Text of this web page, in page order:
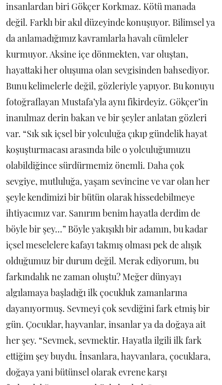
insanlardan biri Gökçer Korkmaz. Kötü manada
değil. Farklı bir akıl düzeyinde konuşuyor. Bilimsel ya
da anlamadığımız kavramlarla havalı cümleler
kurmuyor. Aksine içe dönmekten, var oluştan,
hayattaki her oluşuma olan sevgisinden bahsediyor.
Bunu kelimelerle değil, gözleriyle yapıyor. Bu konuyu
fotoğraflayan Mustafa’yla aynı fikirdeyiz. Gökçer’in
inanılmaz derin bakan ve bir şeyler anlatan gözleri
var. “Sık sık içsel bir yolculuğa çıkıp gündelik hayat
koşuşturmacası arasında bile o yolculuğumuzu
olabildiğince sürdürmemiz önemli. Daha çok
sevgiye, mutluluğa, yaşam sevincine ve var olan her
şeyle kendimizi bir bütün olarak hissedebilmeye
ihtiyacımız var. Sanırım benim hayatla derdim de
böyle bir şey...” Böyle yakışıklı bir adamın, bu kadar
içsel meselelere kafayı takmış olması pek de alışık
olduğumuz bir durum değil. Merak ediyorum, bu
farkındalık ne zaman oluştu? Meğer dünyayı
algılamaya başladığı ilk çocukluk zamanlarına
dayanıyormuş. Sevmeyi çok sevdiğini fark etmiş bir
gün. Çocuklar, hayvanlar, insanlar ya da doğaya ait
her şey. “Sevmek, sevmektir. Hayatla ilgili ilk fark
ettiğim şey buydu. İnsanlara, hayvanlara, çocuklara,
doğaya yani bütünsel olarak evrene karşı